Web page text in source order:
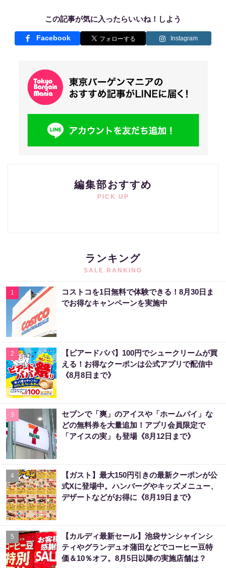
この記事が気に入ったらいいね！しよう
Facebook Instagram
編集部おすすめ
PICK UP
ランキング
SALE RANKING
1
コストコを1日無料で体験できる！8月30日ま
でお得なキャンペーンを実施中
2
【ビアードパパ】100円でシュークリームが買
える！お得なクーポンは公式アプリで配信中
《8月8日まで》
3
セブンで「爽」のアイスや「ホームパイ」な
どの無料券を大量追加！アプリ会員限定で
「アイスの実」も登場《8月12日まで》
4
【ガスト】最大150円引きの最新クーポンが公
式Xに登場中。ハンバーグやキッズメニュー、
デザートなどがお得に《8月19日まで》
5
【カルディ最新セール】池袋サンシャインシ
ティやグランデュオ蒲田などでコーヒー豆特
価＆10％オフ。8月5日以降の実施店舗は？